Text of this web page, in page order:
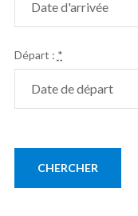
Départ : *